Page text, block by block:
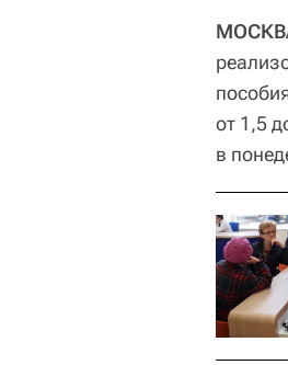
от 1,5
в